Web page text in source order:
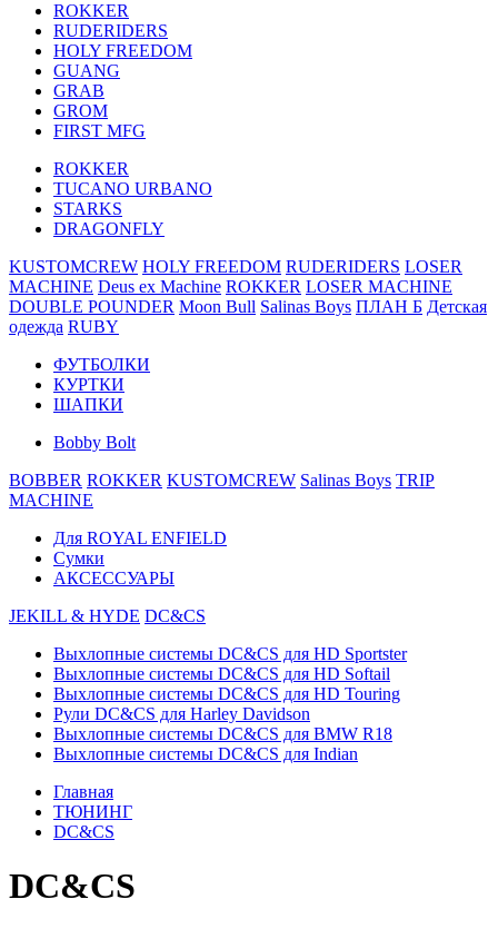
ROKKER
RUDERIDERS
HOLY FREEDOM
GUANG
GRAB
GROM
FIRST MFG
ROKKER
TUCANO URBANO
STARKS
DRAGONFLY
KUSTOMCREW HOLY FREEDOM RUDERIDERS LOSER
MACHINE Deus ex Machine ROKKER LOSER MACHINE
DOUBLE POUNDER Moon Bull Salinas Boys ПЛАН Б Детская
одежда RUBY
ФУТБОЛКИ
КУРТКИ
ШАПКИ
Bobby Bolt
BOBBER ROKKER KUSTOMCREW Salinas Boys TRIP
MACHINE
Для ROYAL ENFIELD
Сумки
АКСЕССУАРЫ
JEKILL & HYDE DC&CS
Выхлопные системы DC&CS для HD Sportster
Выхлопные системы DC&CS для HD Softail
Выхлопные системы DC&CS для HD Touring
Рули DC&CS для Harley Davidson
Выхлопные системы DC&CS для BMW R18
Выхлопные системы DC&CS для Indian
Главная
ТЮНИНГ
DC&CS
DC&CS